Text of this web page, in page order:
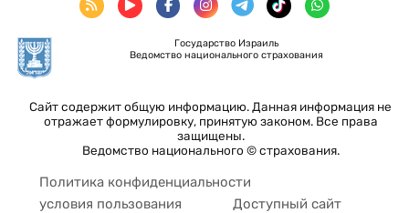
Государство Израиль
Ведомство национального страхования
Сайт содержит общую информацию. Данная информация не
отражает формулировку, принятую законом. Все права
защищены.
Ведомство национального © страхования.
Политика конфиденциальности
условия пользования
Доступный сайт